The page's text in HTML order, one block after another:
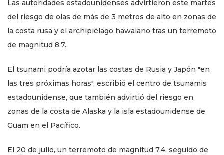
Las autoridades estadounidenses advirtieron este martes
del riesgo de olas de más de 3 metros de alto en zonas de
la costa rusa y el archipiélago hawaiano tras un terremoto
de magnitud 8,7.
El tsunami podría azotar las costas de Rusia y Japón "en
las tres próximas horas", escribió el centro de tsunamis
estadounidense, que también advirtió del riesgo en
zonas de la costa de Alaska y la isla estadounidense de
Guam en el Pacífico.
El 20 de julio, un terremoto de magnitud 7,4, seguido de